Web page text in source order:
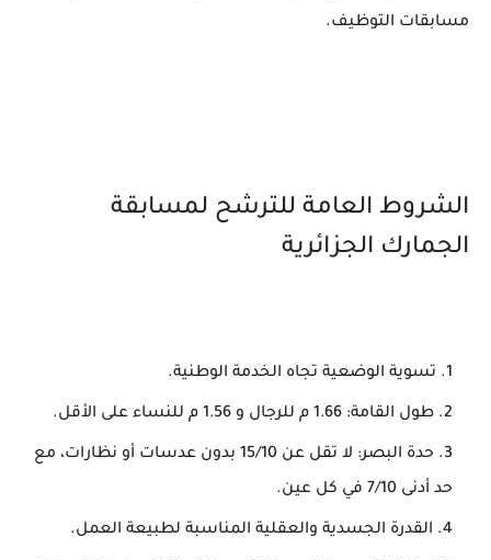
مسابقات التوظيف.
الشروط العامة للترشح لمسابقة
الجمارك الجزائرية
تسوية الوضعية تجاه الخدمة الوطنية.
طول القامة: 1.66 م للرجال و 1.56 م للنساء على الأقل.
حدة البصر: لا تقل عن 15/10 بدون عدسات أو نظارات، مع
حد أدنى 7/10 في كل عين.
القدرة الجسدية والعقلية المناسبة لطبيعة العمل.